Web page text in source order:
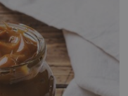
objevuje v roce